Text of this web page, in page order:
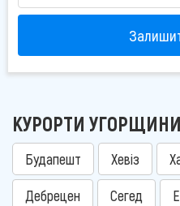
КУРОРТИ УГОРЩИНИ
Будапешт Хевіз
Дебрецен Сегед